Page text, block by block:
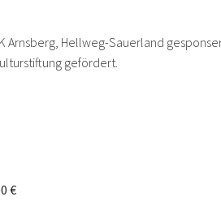
Arnsberg, Hellweg-Sauerland
gefördert.
€